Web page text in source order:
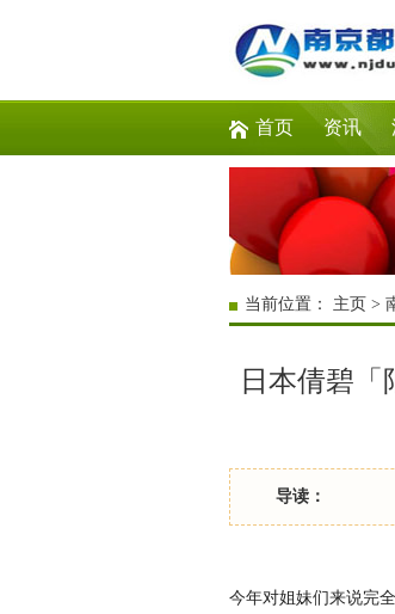
首页 资讯
当前位置： 主页 >
日本倩碧
导读：
今年对姐妹们来说完